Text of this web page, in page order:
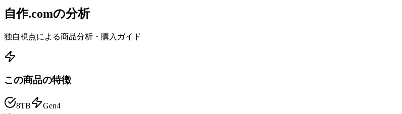
自作.comの分析
独自視点による商品分析・購入ガイド
この商品の特徴
8TB
Gen4